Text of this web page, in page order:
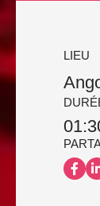
LIEU